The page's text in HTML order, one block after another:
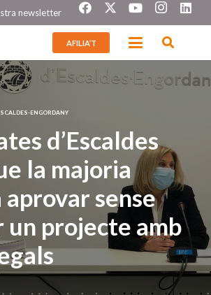
newsletter
AFILIA’T
ENGORDANY
d’Escaldes
la majoria
sense
projecte amb